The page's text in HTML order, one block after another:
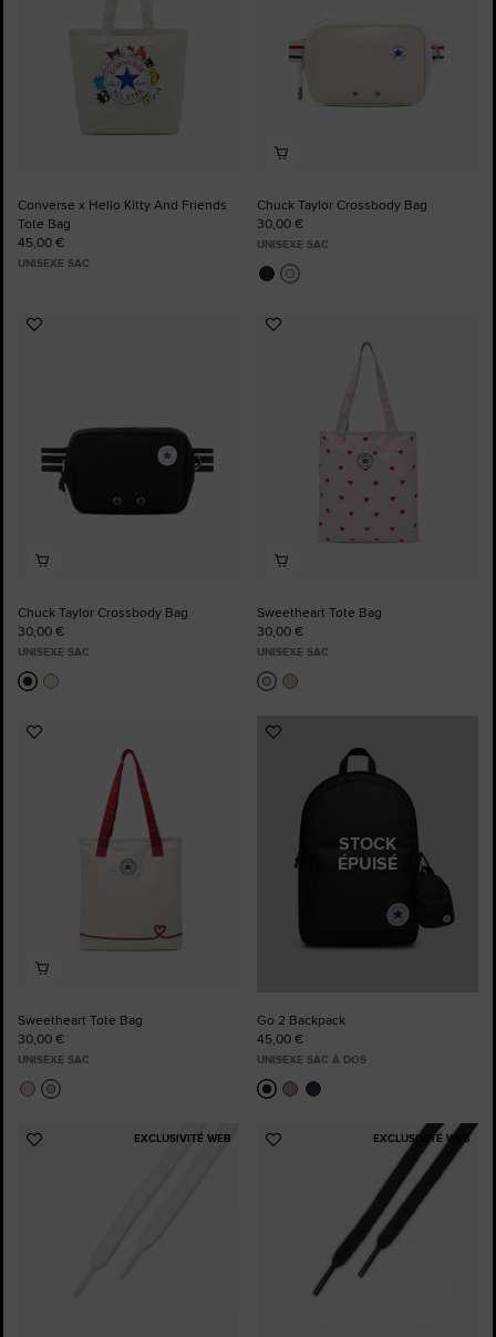
Converse x Hello Kitty And Friends
Tote Bag
45,00 €
UNISEXE SAC
Chuck Taylor Crossbody Bag
30,00 €
UNISEXE SAC
Ajouter
Chuck Taylor Crossbody Bag
30,00 €
UNISEXE SAC
Ajouter
Sweetheart Tote Bag
30,00 €
UNISEXE SAC
Ajouter
Sweetheart Tote Bag
30,00 €
UNISEXE SAC
STOCK
ÉPUISÉ
Ajouter
Go 2 Backpack
45,00 €
UNISEXE SAC À DOS
EXCLUSIVITÉ WEB
Ajouter
EXCLUSIVITÉ WEB
Ajouter